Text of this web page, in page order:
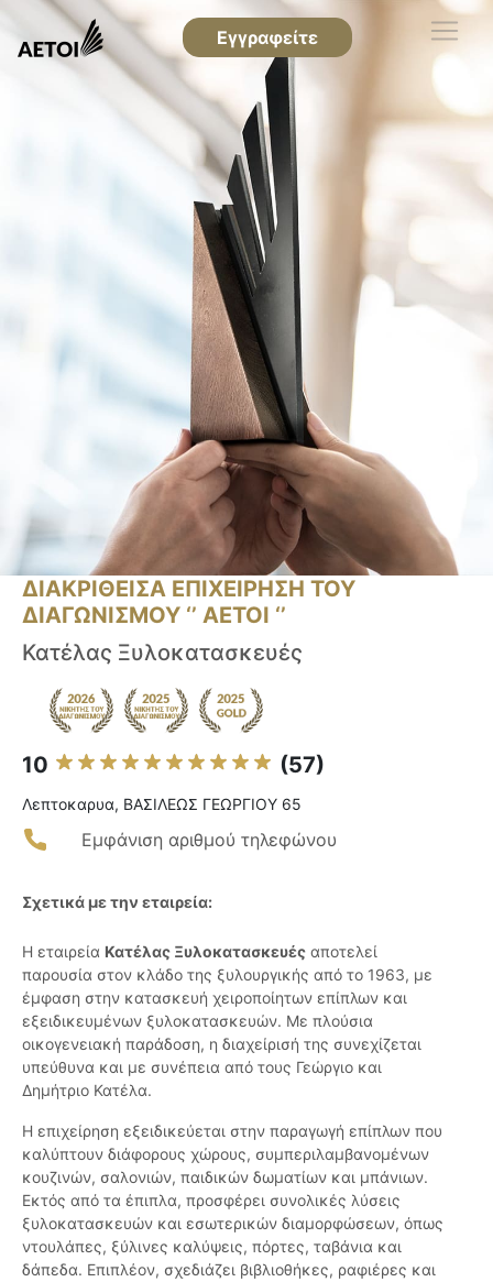
Εγγραφείτε
ΔΙΑΚΡΙΘΕΙΣΑ ΕΠΙΧΕΙΡΗΣΗ ΤΟΥ
ΔΙΑΓΩΝΙΣΜΟΥ ‘’ ΑΕΤΟΙ ‘’
Κατέλας Ξυλοκατασκευές
10 (57)
Λεπτοκαρυα, ΒΑΣΙΛΕΩΣ ΓΕΩΡΓΙΟΥ 65
Εμφάνιση αριθμού τηλεφώνου
Σχετικά με την εταιρεία:
Η εταιρεία Κατέλας Ξυλοκατασκευές αποτελεί
παρουσία στον κλάδο της ξυλουργικής από το 1963, με
έμφαση στην κατασκευή χειροποίητων επίπλων και
εξειδικευμένων ξυλοκατασκευών. Με πλούσια
οικογενειακή παράδοση, η διαχείρισή της συνεχίζεται
υπεύθυνα και με συνέπεια από τους Γεώργιο και
Δημήτριο Κατέλα.
Η επιχείρηση εξειδικεύεται στην παραγωγή επίπλων που
καλύπτουν διάφορους χώρους, συμπεριλαμβανομένων
κουζινών, σαλονιών, παιδικών δωματίων και μπάνιων.
Εκτός από τα έπιπλα, προσφέρει συνολικές λύσεις
ξυλοκατασκευών και εσωτερικών διαμορφώσεων, όπως
ντουλάπες, ξύλινες καλύψεις, πόρτες, ταβάνια και
δάπεδα. Επιπλέον, σχεδιάζει βιβλιοθήκες, ραφιέρες και